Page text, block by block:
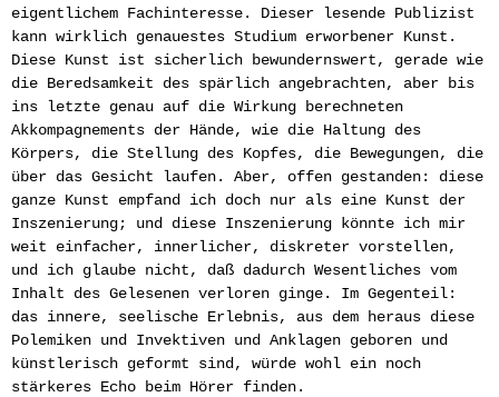
eigentlichem Fachinteresse. Dieser lesende Publizist
kann wirklich genauestes Studium erworbener Kunst.
Diese Kunst ist sicherlich bewundernswert, gerade wie
die Beredsamkeit des spärlich angebrachten, aber bis
ins letzte genau auf die Wirkung berechneten
Akkompagnements der Hände, wie die Haltung des
Körpers, die Stellung des Kopfes, die Bewegungen, die
über das Gesicht laufen. Aber, offen gestanden: diese
ganze Kunst empfand ich doch nur als eine Kunst der
Inszenierung; und diese Inszenierung könnte ich mir
weit einfacher, innerlicher, diskreter vorstellen,
und ich glaube nicht, daß dadurch Wesentliches vom
Inhalt des Gelesenen verloren ginge. Im Gegenteil:
das innere, seelische Erlebnis, aus dem heraus diese
Polemiken und Invektiven und Anklagen geboren und
künstlerisch geformt sind, würde wohl ein noch
stärkeres Echo beim Hörer finden.